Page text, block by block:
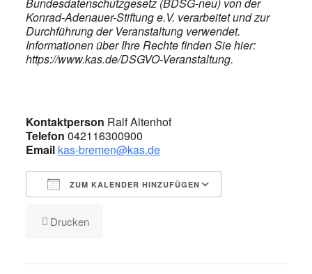
Konrad-Adenauer-Stiftung e.V. verarbeitet und zur
Durchführung der Veranstaltung verwendet.
Informationen über Ihre Rechte finden Sie hier:
https://www.kas.de/DSGVO-Veranstaltung.
Kontaktperson Ralf Altenhof
Telefon 042116300900
Email kas-bremen@kas.de
ZUM KALENDER HINZUFÜGEN
ICS herunterladen
Google Kalender
Drucken